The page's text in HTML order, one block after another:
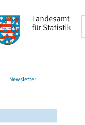
Newsletter